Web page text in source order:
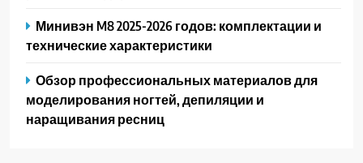
Минивэн M8 2025-2026 годов: комплектации и
технические характеристики
Обзор профессиональных материалов для
моделирования ногтей, депиляции и
наращивания ресниц